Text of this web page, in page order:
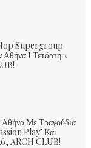
Supergroup
Ι Τετάρτη 2
Με Τραγούδια
Play’ Και
ARCH CLUB!